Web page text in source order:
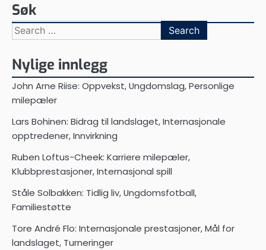
Søk
Search
for:
Nylige innlegg
John Arne Riise: Oppvekst, Ungdomslag, Personlige
milepæler
Lars Bohinen: Bidrag til landslaget, Internasjonale
opptredener, Innvirkning
Ruben Loftus-Cheek: Karriere milepæler,
Klubbprestasjoner, Internasjonal spill
Ståle Solbakken: Tidlig liv, Ungdomsfotball,
Familiestøtte
Tore André Flo: Internasjonale prestasjoner, Mål for
landslaget, Turneringer